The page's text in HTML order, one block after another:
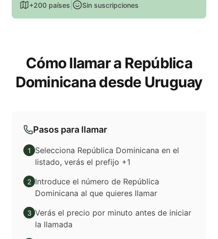
+200 países Sin suscripciones
Cómo llamar a República
Dominicana desde Uruguay
Pasos para llamar
1
Selecciona República Dominicana en el
listado, verás el prefijo +1
2 Introduce el número de República
Dominicana al que quieres llamar
3 Verás el precio por minuto antes de iniciar
la llamada